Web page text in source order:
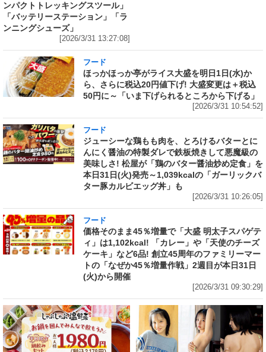
ンパクトトレッキングスツール」
「バッテリーステーション」「ラ
ンニングシューズ」
[2026/3/31 13:27:08]
フード
ほっかほっか亭がライス大盛を明日1日(水)か
ら、さらに税込20円値下げ! 大盛変更は＋税込
50円に～「いま下げられるところから下げる」
[2026/3/31 10:54:52]
フード
ジューシーな鶏もも肉を、とろけるバターとに
んにく醤油の特製ダレで鉄板焼きして悪魔級の
美味しさ! 松屋が「鶏のバター醤油炒め定食」を
本日31日(火)発売～1,039kcalの「ガーリックバ
ター豚カルビエッグ丼」も
[2026/3/31 10:26:05]
フード
価格そのまま45％増量で「大盛 明太子スパゲテ
ィ」は1,102kcal! 「カレー」や「天使のチーズ
ケーキ」など6品! 創立45周年のファミリーマー
トの「なぜか45％増量作戦」2週目が本日31日
(火)から開催
[2026/3/31 09:30:29]